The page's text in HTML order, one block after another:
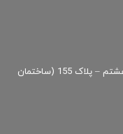
تهران – خیابان قائم مقام فراهانی – نبش کوچه هشتم – پلاک 155 (ساختمان